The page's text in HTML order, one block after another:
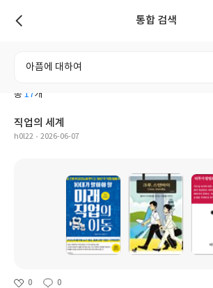
통합 검색
전체 도서
총 17 개
직업의 세계
h0l22 2026-06-07
0 0